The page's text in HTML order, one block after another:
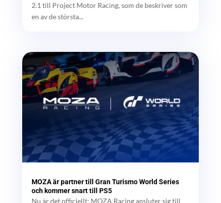
2.1 till Project Motor Racing, som de beskriver som
en av de största...
MOZA är partner till Gran Turismo World Series
och kommer snart till PS5
Nu är det officiellt: MOZA Racing ansluter sig till